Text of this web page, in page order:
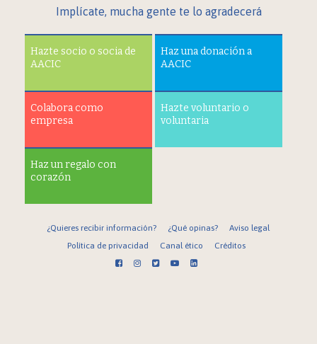
Implícate, mucha gente te lo agradecerá
Hazte socio o socia de
AACIC
Haz una donación a
AACIC
Colabora como
empresa
Hazte voluntario o
voluntaria
Haz un regalo con
corazón
¿Quieres recibir información? ¿Qué opinas?
Aviso legal
Política de privacidad
Canal ético Créditos